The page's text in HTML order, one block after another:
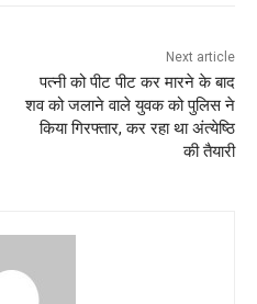
Next article
पत्नी को पीट पीट कर मारने के बाद
शव को जलाने वाले युवक को पुलिस ने
किया गिरफ्तार, कर रहा था अंत्येष्ठि
की तैयारी